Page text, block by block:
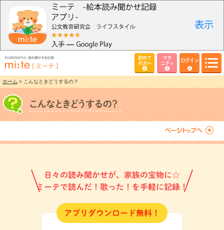
初めて
の方へ
マタ
ニティ
ログイン
ホーム > こんなときどうするの？
日々の読み聞かせが、家族の宝物に☆
ミーテで読んだ！歌った！を手軽に記録！
アプリダウンロード無料！